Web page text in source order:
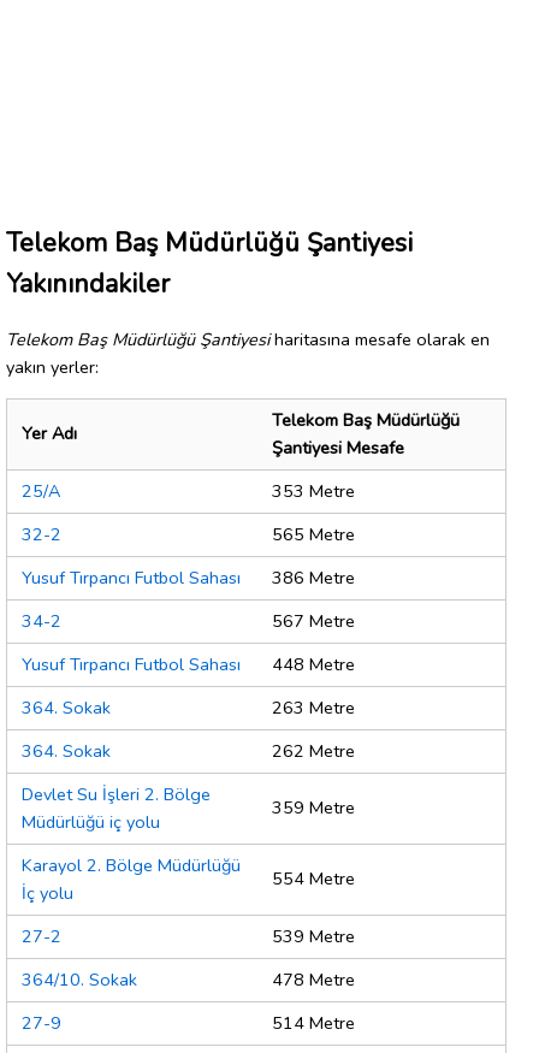
Telekom Baş Müdürlüğü Şantiyesi
Yakınındakiler
Telekom Baş Müdürlüğü Şantiyesiharitasına mesafe olarak en
yakın yerler:
Yer Adı
Telekom Baş Müdürlüğü
Şantiyesi Mesafe
25/A
353 Metre
32-2
565 Metre
Yusuf Tırpancı Futbol Sahası
386 Metre
34-2
567 Metre
Yusuf Tırpancı Futbol Sahası
448 Metre
364. Sokak
263 Metre
364. Sokak
262 Metre
Devlet Su İşleri 2. Bölge
Müdürlüğü iç yolu
359 Metre
Karayol 2. Bölge Müdürlüğü
İç yolu
554 Metre
27-2
539 Metre
364/10. Sokak
478 Metre
27-9
514 Metre